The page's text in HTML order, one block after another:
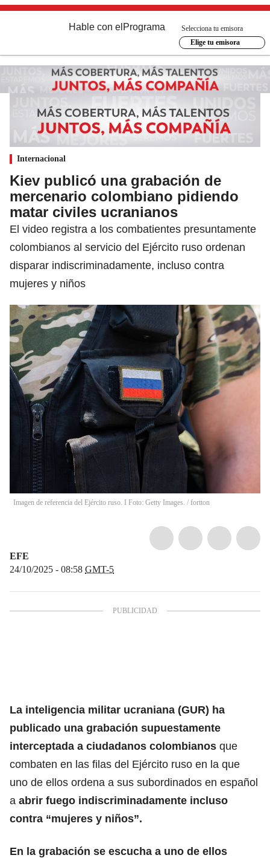
Hable con el Programa
Selecciona tu emisora
Elige tu emisora
Internacional
Kiev publicó una grabación de
mercenario colombiano pidiendo
matar civiles ucranianos
El video registra a los combatientes presuntamente
colombianos al servicio del Ejército ruso ordenan
disparar indiscriminadamente, incluso contra
mujeres y niños
Imagen de referencia del Ejército ruso. I Foto: Getty Images. / fortton
EFE
24/10/2025 - 08:58 GMT-5
La inteligencia militar ucraniana (GUR) ha
publicado una grabación supuestamente
interceptada a ciudadanos colombianos que
combaten en las filas del Ejército ruso en la que
uno de ellos ordena a sus subordinados en español
a abrir fuego indiscriminadamente incluso
contra “mujeres y niños”.
En la grabación se escucha a uno de ellos